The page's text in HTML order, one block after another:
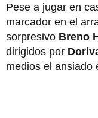
Pese a jugar en
marcador en el
sorpresivo Breno
dirigidos por
medios el ansiado